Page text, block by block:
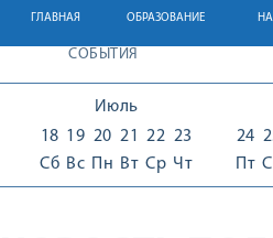
ГЛАВНАЯ ОБРАЗОВАНИЕ
СОБЫТИЯ
Июль
18
Сб
19
Вс
20
Пн
21
Вт
22
Ср
23
Чт
24
Пт